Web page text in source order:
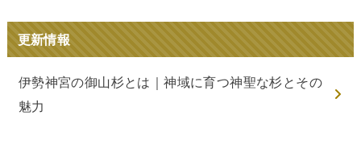
更新情報
伊勢神宮の御山杉とは｜神域に育つ神聖な杉とその
魅力